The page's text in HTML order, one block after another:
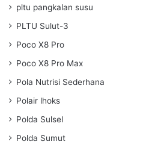
pltu pangkalan susu
PLTU Sulut-3
Poco X8 Pro
Poco X8 Pro Max
Pola Nutrisi Sederhana
Polair lhoks
Polda Sulsel
Polda Sumut